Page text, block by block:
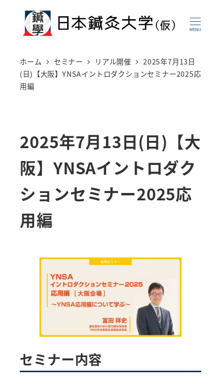
MENU
ホーム セミナー リアル開催
2025年7月13日
(日)【大阪】YNSAイントロダクションセミナー2025応
用編
2025年7月13日(日)【大
阪】YNSAイントロダク
ションセミナー2025応
用編
セミナー内容